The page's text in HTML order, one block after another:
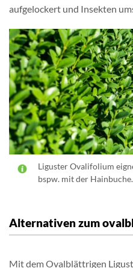
aufgelockert und Insekten
Liguster Ovalifolium
bspw. mit der Hainbuche.
Alternativen zum
Mit dem Ovalblättrigen